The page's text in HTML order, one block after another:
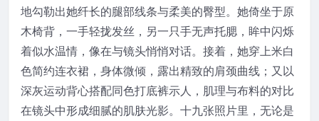
地勾勒出她纤长的腿部线条与柔美的臀型。她倚坐于原
木椅背，一手轻拢发丝，另一只手无声托腮，眸中闪烁
着似水温情，像在与镜头悄悄对话。接着，她穿上米白
色简约连衣裙，身体微倾，露出精致的肩颈曲线；又以
深灰运动背心搭配同色打底裤示人，肌理与布料的对比
在镜头中形成细腻的肌肤光影。十九张照片里，无论是